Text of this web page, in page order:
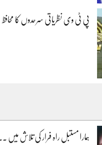
پی ٹی وی نظریاتی سرحدوں کا محافظ
ہمارا مستبل راہ فرار کی تلاش میں ۔۔